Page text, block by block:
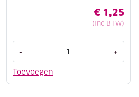
€ 1,25
(Inc BTW)
Toevoegen
-
to
+